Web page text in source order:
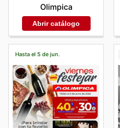
Olimpica
Abrir catálogo
Hasta el 5 de jun.